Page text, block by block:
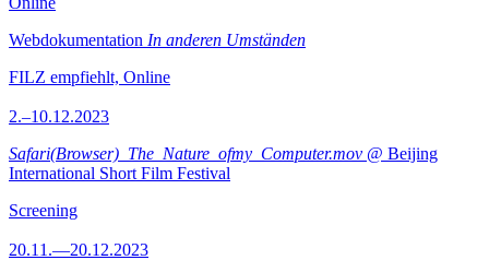
Webdokumentation In anderen Umständen
FILZ empfiehlt, Online
2.–10.12.2023
Safari(Browser)_The_Nature_ofmy_Computer.mov @ Beijing
International Short Film Festival
Screening
20.11.—20.12.2023